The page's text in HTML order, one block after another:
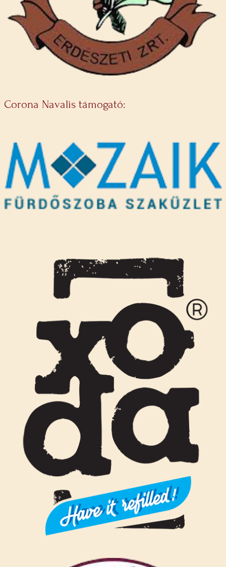
Corona Navalis támogató: